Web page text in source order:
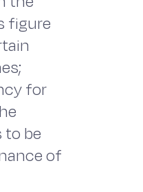
figure
for
to be
of